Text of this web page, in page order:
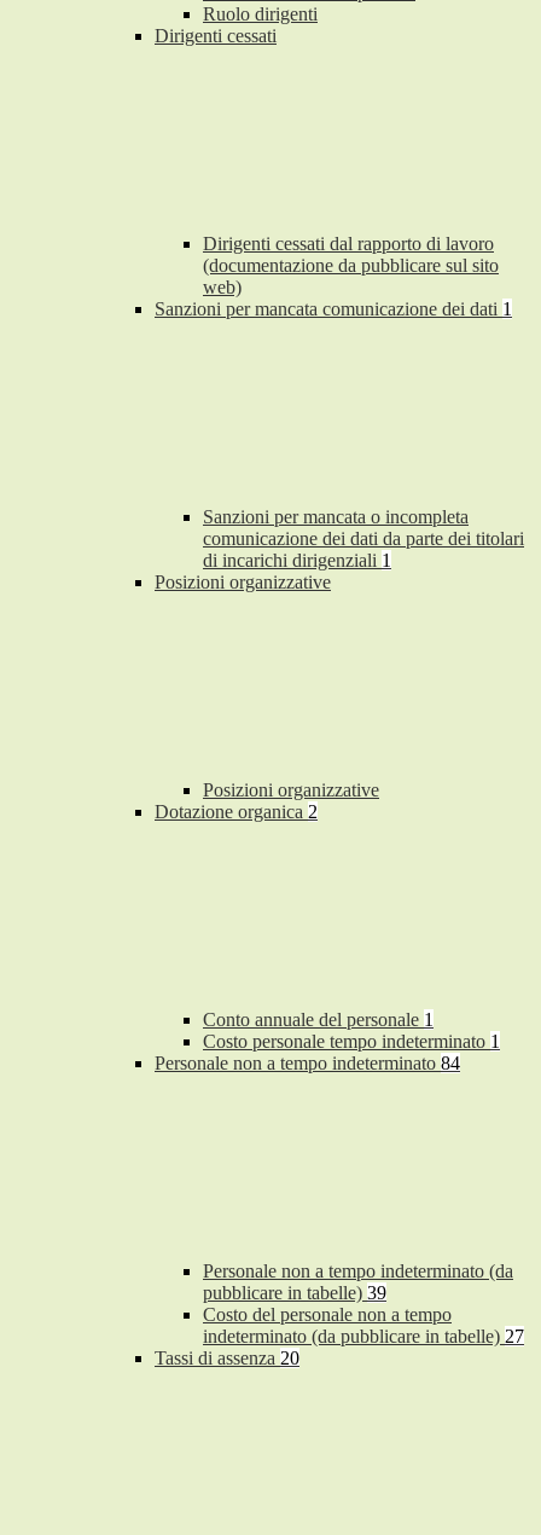
Ruolo dirigenti
Dirigenti cessati
Dirigenti cessati dal rapporto di lavoro
(documentazione da pubblicare sul sito
web)
Sanzioni per mancata comunicazione dei dati 1
Sanzioni per mancata o incompleta
comunicazione dei dati da parte dei titolari
di incarichi dirigenziali 1
Posizioni organizzative
Posizioni organizzative
Dotazione organica 2
Conto annuale del personale 1
Costo personale tempo indeterminato 1
Personale non a tempo indeterminato 84
Personale non a tempo indeterminato (da
pubblicare in tabelle) 39
Costo del personale non a tempo
indeterminato (da pubblicare in tabelle) 27
Tassi di assenza 20